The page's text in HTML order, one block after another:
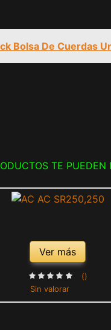
Bolsa De Cuerdas
TE PUEDEN
Ver más
Sin valorar
()